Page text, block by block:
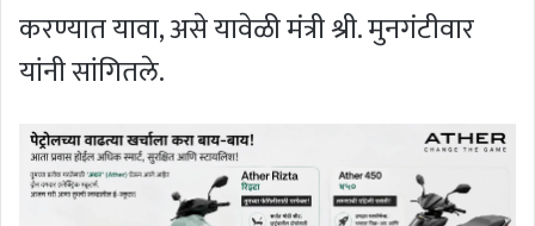
करण्यात यावा, असे यावेळी मंत्री श्री. मुनगंटीवार
यांनी सांगितले.